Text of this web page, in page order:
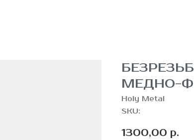
МЕДНО-
Holy Metal
SKU:
1300,00 р.